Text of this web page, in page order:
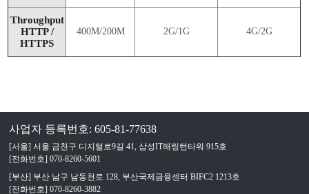
Throughput
HTTP /
HTTPS
400M/200M 2G/1G 4G/2G
사업자 등록번호: 605-81-77638
[서울] 서울 금천구 디지털로9길 41, 삼성IT해링턴타워 915호
[전화번호] 070-8260-5601
[부산] 부산 남구 남동천로 128, 부산국제금융센터 BIFC2 1213호
[전화번호] 070-8260-3882